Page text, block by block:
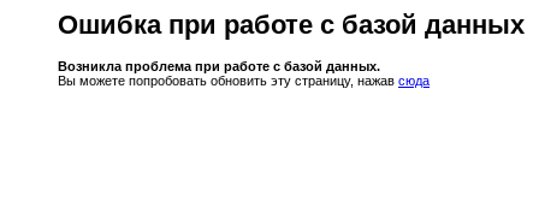
Ошибка при работе с базой данных
Возникла проблема при работе с базой данных.
Вы можете попробовать обновить эту страницу, нажав сюда